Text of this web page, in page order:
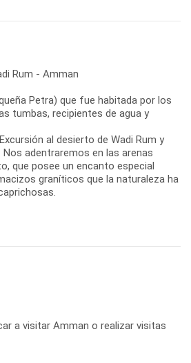
Rum - Amman
Petra) que fue habitada por los
tumbas, recipientes de agua y
al desierto de Wadi Rum y
adentraremos en las arenas
que posee un encanto especial
graníticos que la naturaleza ha
a visitar Amman o realizar visitas